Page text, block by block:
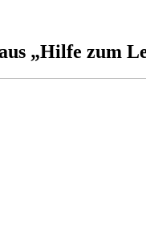
„Hilfe zum